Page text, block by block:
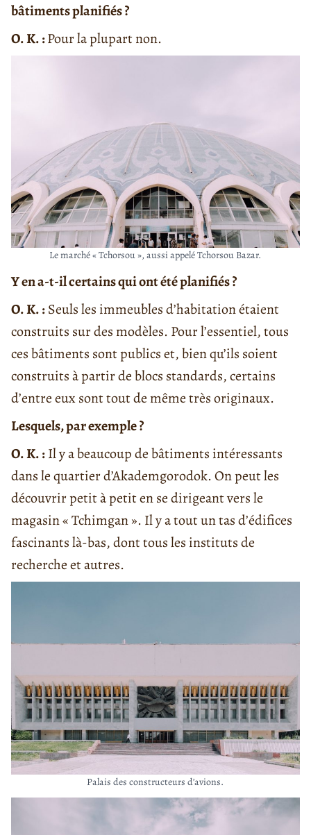
bâtiments planifiés ?
O. K. :Pour la plupart non.
Le marché « Tchorsou », aussi appelé Tchorsou Bazar.
Y en a-t-il certains qui ont été planifiés ?
O. K. :Seuls les immeubles d’habitation étaient
construits sur des modèles. Pour l’essentiel, tous
ces bâtiments sont publics et, bien qu’ils soient
construits à partir de blocs standards, certains
d’entre eux sont tout de même très originaux.
Lesquels, par exemple ?
O. K. :Il y a beaucoup de bâtiments intéressants
dans le quartier d’Akademgorodok. On peut les
découvrir petit à petit en se dirigeant vers le
magasin « Tchimgan ». Il y a tout un tas d’édifices
fascinants là-bas, dont tous les instituts de
recherche et autres.
Palais des constructeurs d’avions.